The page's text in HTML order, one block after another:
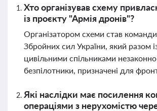
Хто організував схему
із проєкту "Армія дронів"?
Організатором схеми став
Збройних сил України, який разом
цивільними спільниками
безпілотники, призначені для
Які наслідки має посилення
операціями з нерухомістю